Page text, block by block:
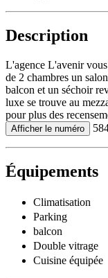
Description
L'agence L'avenir
de 2 chambres un
balcon et un séchoir
luxe se trouve au
pour plus des
Afficher le numéro
Équipements
Climatisation
Parking
balcon
Double vitrage
Cuisine équipée